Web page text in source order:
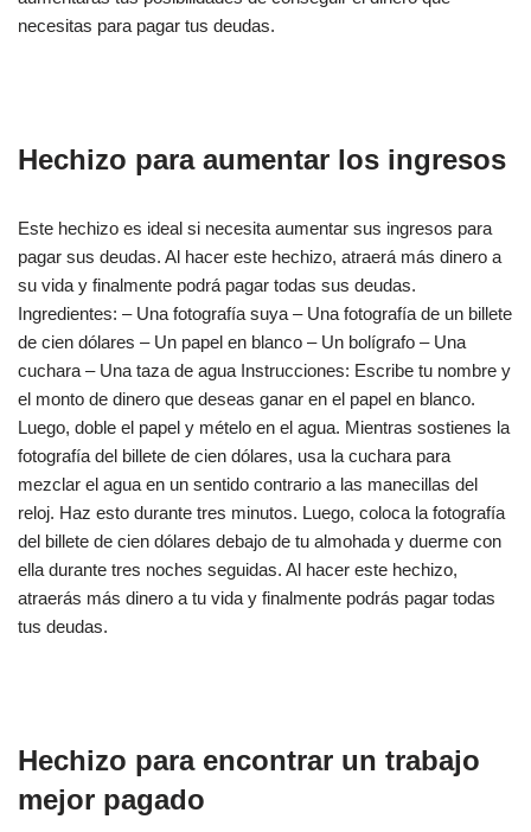
necesitas para pagar tus deudas.
Hechizo para aumentar los ingresos
Este hechizo es ideal si necesita aumentar sus ingresos para
pagar sus deudas. Al hacer este hechizo, atraerá más dinero a
su vida y finalmente podrá pagar todas sus deudas.
Ingredientes: – Una fotografía suya – Una fotografía de un billete
de cien dólares – Un papel en blanco – Un bolígrafo – Una
cuchara – Una taza de agua Instrucciones: Escribe tu nombre y
el monto de dinero que deseas ganar en el papel en blanco.
Luego, doble el papel y mételo en el agua. Mientras sostienes la
fotografía del billete de cien dólares, usa la cuchara para
mezclar el agua en un sentido contrario a las manecillas del
reloj. Haz esto durante tres minutos. Luego, coloca la fotografía
del billete de cien dólares debajo de tu almohada y duerme con
ella durante tres noches seguidas. Al hacer este hechizo,
atraerás más dinero a tu vida y finalmente podrás pagar todas
tus deudas.
Hechizo para encontrar un trabajo
mejor pagado